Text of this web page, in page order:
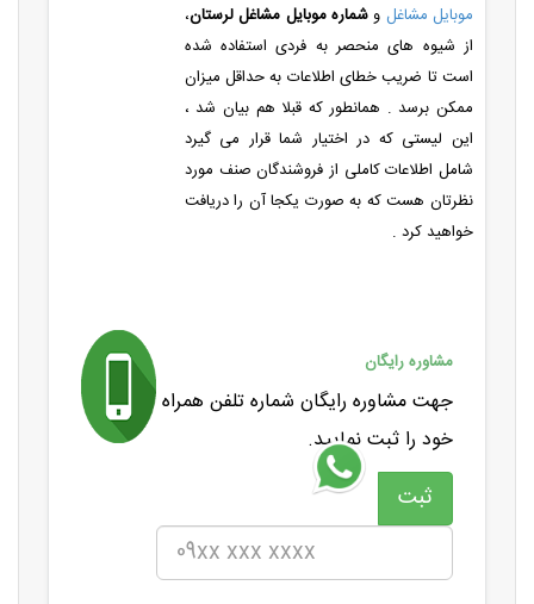
موبایل مشاغل وشماره موبایل مشاغل لرستان،
از شیوه های منحصر به فردی استفاده شده
است تا ضریب خطای اطلاعات به حداقل میزان
ممکن برسد . همانطور که قبلا هم بیان شد ،
این لیستی که در اختیار شما قرار می گیرد
شامل اطلاعات کاملی از فروشندگان صنف مورد
نظرتان هست که به صورت یکجا آن را دریافت
خواهید کرد .
مشاوره رایگان
جهت مشاوره رایگان شماره تلفن همراه
خود را ثبت نمایید.